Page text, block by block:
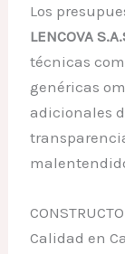
Los
LENCOVA
técnicas
genéricas
adicionales
Calidad en